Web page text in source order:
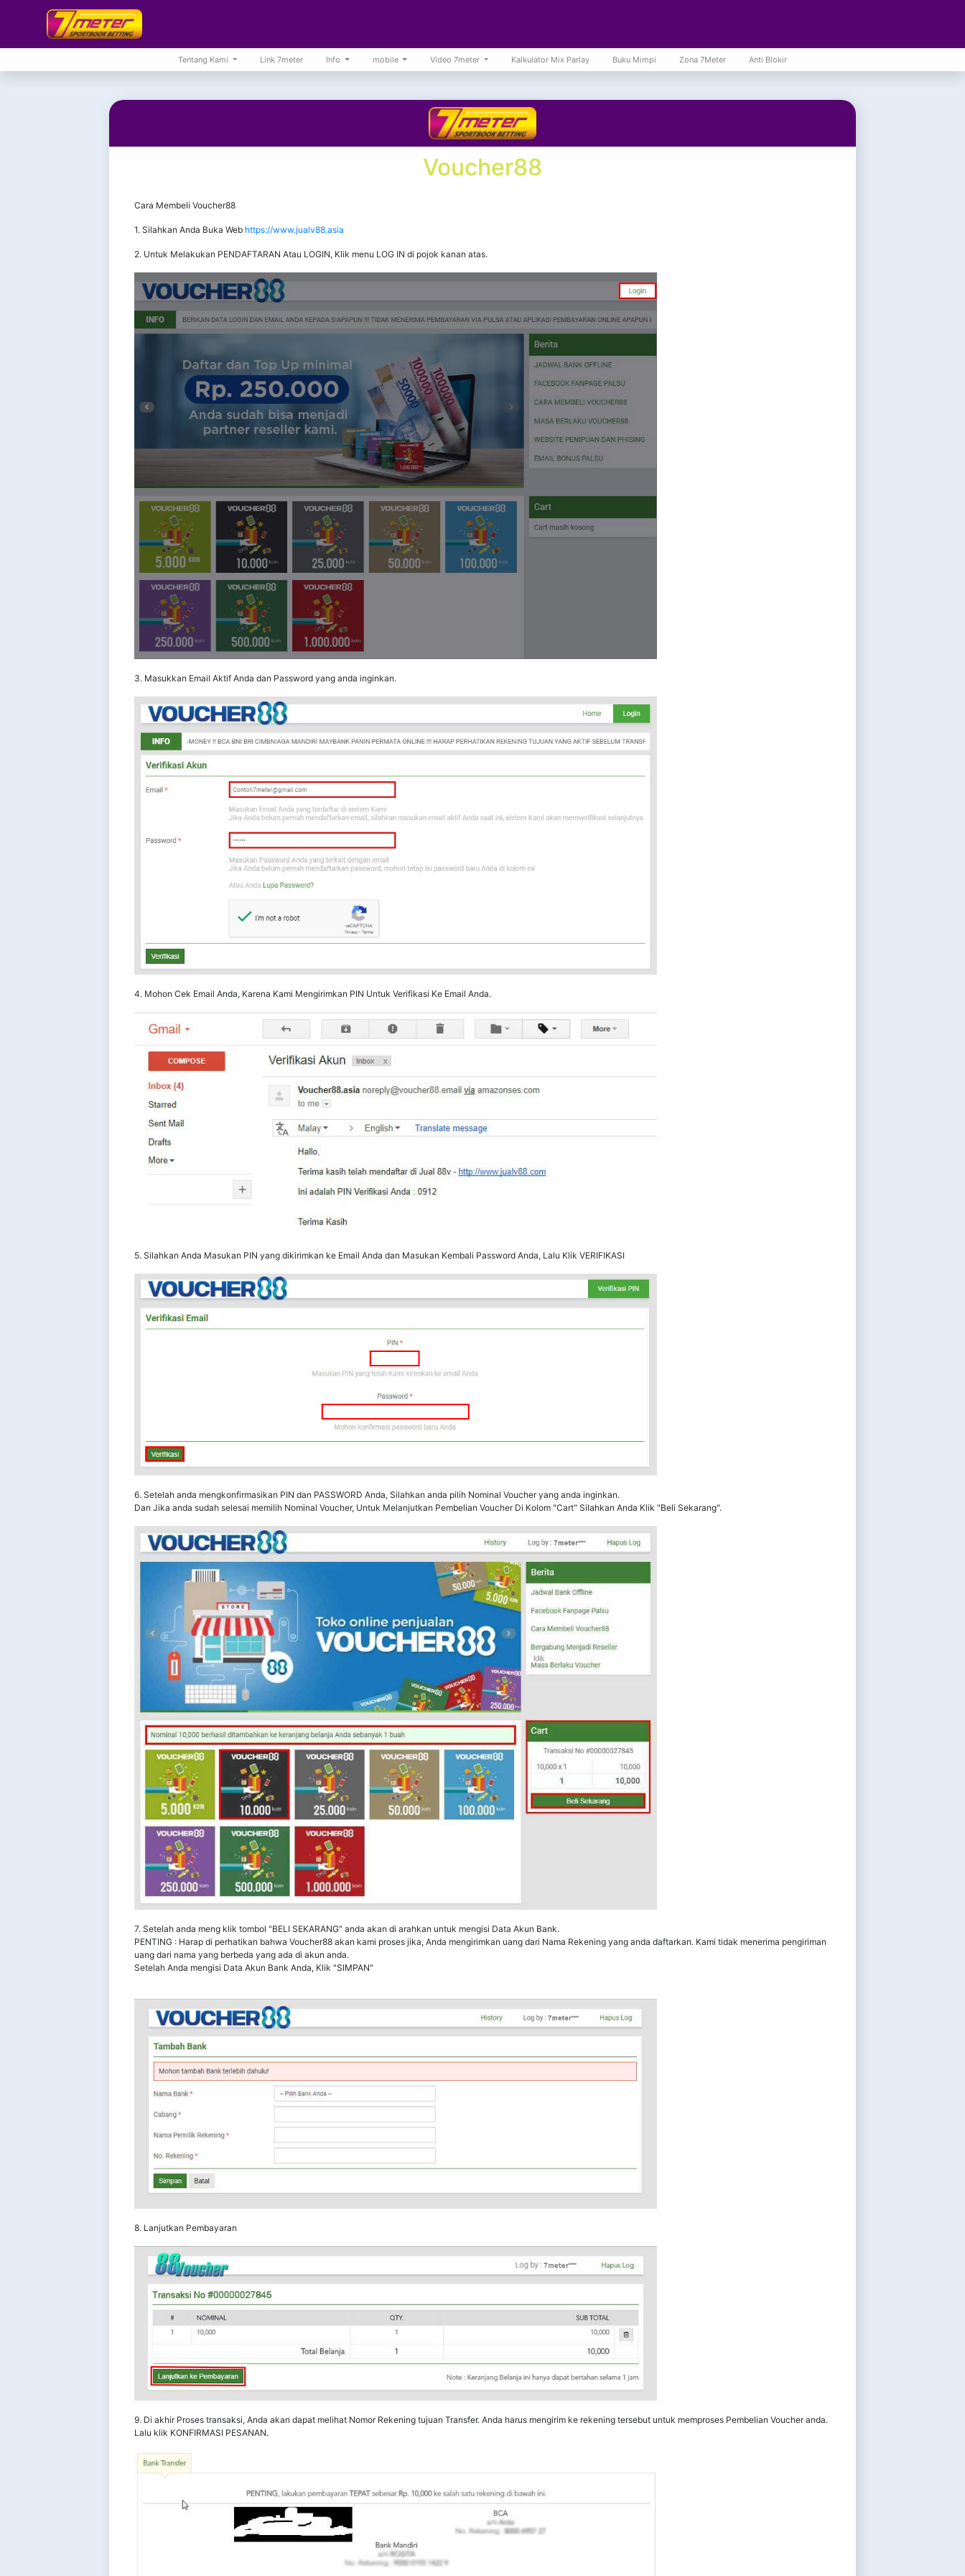
Tentang Kami Link 7meter Info mobile Video 7meter Kalkulator Mix Parlay Buku Mimpi Zona 7Meter Anti Blokir
Voucher88
Cara Membeli Voucher88
1. Silahkan Anda Buka Web https://www.jualv88.asia
2. Untuk Melakukan PENDAFTARAN Atau LOGIN, Klik menu LOG IN di pojok kanan atas.
3. Masukkan Email Aktif Anda dan Password yang anda inginkan.
4. Mohon Cek Email Anda, Karena Kami Mengirimkan PIN Untuk Verifikasi Ke Email Anda.
5. Silahkan Anda Masukan PIN yang dikirimkan ke Email Anda dan Masukan Kembali Password Anda, Lalu Klik VERIFIKASI
6. Setelah anda mengkonfirmasikan PIN dan PASSWORD Anda, Silahkan anda pilih Nominal Voucher yang anda inginkan.
Dan Jika anda sudah selesai memilih Nominal Voucher, Untuk Melanjutkan Pembelian Voucher Di Kolom "Cart" Silahkan Anda Klik "Beli Sekarang".
7. Setelah anda meng klik tombol "BELI SEKARANG" anda akan di arahkan untuk mengisi Data Akun Bank.
PENTING : Harap di perhatikan bahwa Voucher88 akan kami proses jika, Anda mengirimkan uang dari Nama Rekening yang anda daftarkan. Kami tidak menerima pengiriman
uang dari nama yang berbeda yang ada di akun anda.
Setelah Anda mengisi Data Akun Bank Anda, Klik "SIMPAN"
8. Lanjutkan Pembayaran
9. Di akhir Proses transaksi, Anda akan dapat melihat Nomor Rekening tujuan Transfer. Anda harus mengirim ke rekening tersebut untuk memproses Pembelian Voucher anda.
Lalu klik KONFIRMASI PESANAN.